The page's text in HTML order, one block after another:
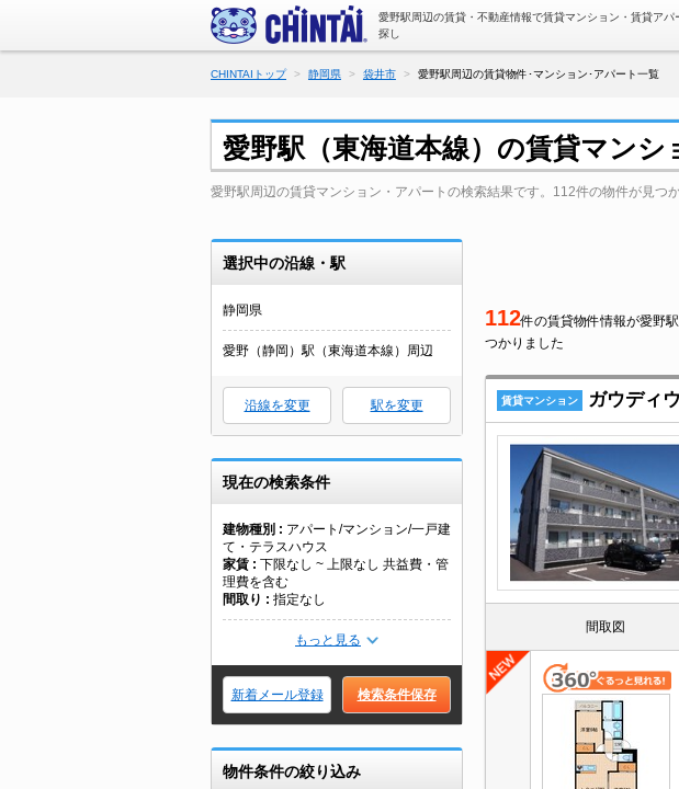
愛野駅周辺の賃貸・不動産情報で賃貸マンション・賃貸アパ
探し
CHINTAIトップ 静岡県 袋井市 愛野駅周辺の賃貸物件･マンション･アパート一覧
愛野駅（東海道本線）の賃貸マン
愛野駅周辺の賃貸マンション・アパートの検索結果です。112件の物件が見つ
選択中の沿線・駅
静岡県
愛野（静岡）駅（東海道本線）周辺
沿線を変更 駅を変更
現在の検索条件
建物種別
アパート/マンション/一戸建
て・テラスハウス
家賃
下限なし ~ 上限なし 共益費・管
理費を含む
間取り
指定なし
もっと見る
新着メール登録 検索条件保存
物件条件の絞り込み
112件の賃貸物件情報が愛野
つかりました
賃貸マンション ガウディ
間取図